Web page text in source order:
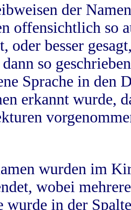
der
offensichtlich so
oder besser
dann so
Sprache in
erkannt wurde,
wurden im
wobei
wurde in der